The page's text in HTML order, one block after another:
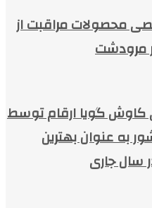
محصولات مراقبت از
مرودشت
کاوش گویا ارقام توسط
به عنوان بهترین
سال جاری